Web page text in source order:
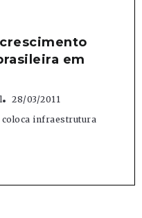
em
28/03/2011
infraestrutura